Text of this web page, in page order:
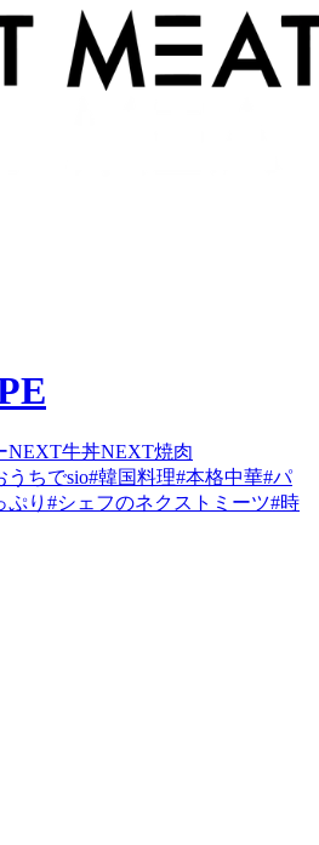
NEXT牛丼NEXT焼肉
うちでsio#韓国料理#本格中華#パ
ぷり #シェフのネクストミーツ#時